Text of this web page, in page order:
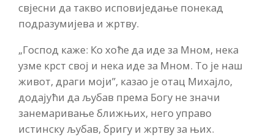
свјесни да такво исповиједање понекад
подразумијева и жртву.
„Господ каже: Ко хоће да иде за Мном, нека
узме крст свој и нека иде за Мном. То је наш
живот, драги моји”, казао је отац Михајло,
додајући да љубав према Богу не значи
занемаривање ближњих, него управо
истинску љубав, бригу и жртву за њих.